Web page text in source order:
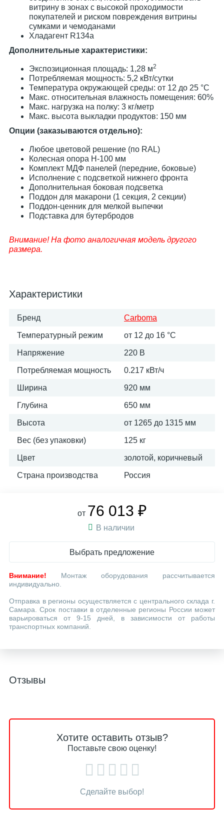
витрину в зонах с высокой проходимости
покупателей и риском повреждения витрины
сумками и чемоданами
Хладагент R134a
Дополнительные характеристики:
Экспозиционная площадь: 1,28 м2
Потребляемая мощность: 5,2 кВт/сутки
Температура окружающей среды: от 12 до 25 °С
Макс. относительная влажность помещения: 60%
Макс. нагрузка на полку: 3 кг/метр
Макс. высота выкладки продуктов: 150 мм
Опции (заказываются отдельно):
Любое цветовой решение (по RAL)
Колесная опора H-100 мм
Комплект МДФ панелей (передние, боковые)
Исполнение с подсветкой нижнего фронта
Дополнительная боковая подсветка
Поддон для макарони (1 секция, 2 секции)
Поддон-ценник для мелкой выпечки
Подставка для бутербродов
Внимание! На фото аналогичная модель другого
размера.
Характеристики
Бренд Carboma
Температурный режим от 12 до 16 °С
Напряжение 220 В
Потребляемая мощность 0.217 кВт/ч
Ширина 920 мм
Глубина 650 мм
Высота от 1265 до 1315 мм
Вес (без упаковки) 125 кг
Цвет золотой, коричневый
Страна производства Россия
от 76 013 ₽
В наличии
Выбрать предложение
Внимание! Монтаж оборудования рассчитывается
индивидуально.
Отправка в регионы осуществляется с центрального склада г.
Самара. Срок поставки в отделенные регионы России может
варьироваться от 9-15 дней, в зависимости от работы
транспортных компаний.
Отзывы
Хотите оставить отзыв?
Поставьте свою оценку!
Сделайте выбор!